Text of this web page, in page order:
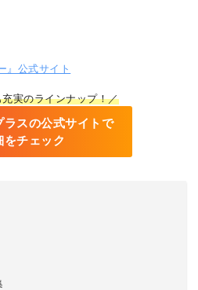
』公式サイト
実のラインナップ！／
ラスの公式サイトで
をチェック